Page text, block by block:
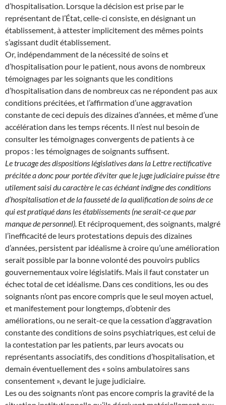
d’hospitalisation. Lorsque la décision est prise par le
représentant de l’État, celle-ci consiste, en désignant un
établissement, à attester implicitement des mêmes points
s’agissant dudit établissement.
Or, indépendamment de la nécessité de soins et
d’hospitalisation pour le patient, nous avons de nombreux
témoignages par les soignants que les conditions
d’hospitalisation dans de nombreux cas ne répondent pas aux
conditions précitées, et l’affirmation d’une aggravation
constante de ceci depuis des dizaines d’années, et même d’une
accélération dans les temps récents. Il n’est nul besoin de
consulter les témoignages convergents de patients à ce
propos : les témoignages de soignants suffisent.
Le trucage des dispositions législatives dans la Lettre rectificative
précitée a donc pour portée d’éviter que le juge judiciaire puisse être
utilement saisi du caractère le cas échéant indigne des conditions
d’hospitalisation et de la fausseté de la qualification de soins de ce
qui est pratiqué dans les établissements (ne serait-ce que par
manque de personnel). Et réciproquement, des soignants, malgré
l’inefficacité de leurs protestations depuis des dizaines
d’années, persistent par idéalisme à croire qu’une amélioration
serait possible par la bonne volonté des pouvoirs publics
gouvernementaux voire législatifs. Mais il faut constater un
échec total de cet idéalisme. Dans ces conditions, les ou des
soignants n’ont pas encore compris que le seul moyen actuel,
et manifestement pour longtemps, d’obtenir des
améliorations, ou ne serait-ce que la cessation d’aggravation
constante des conditions de soins psychiatriques, est celui de
la contestation par les patients, par leurs avocats ou
représentants associatifs, des conditions d’hospitalisation, et
demain éventuellement des « soins ambulatoires sans
consentement », devant le juge judiciaire.
Les ou des soignants n’ont pas encore compris la gravité de la